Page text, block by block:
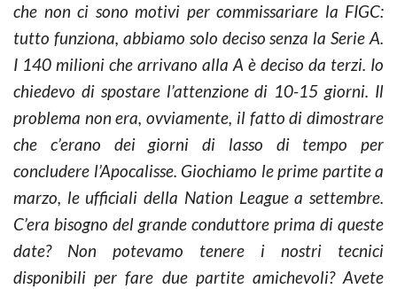
che non ci sono motivi per commissariare la FIGC:
tutto funziona, abbiamo solo deciso senza la Serie A.
I 140 milioni che arrivano alla A è deciso da terzi. Io
chiedevo di spostare l’attenzione di 10-15 giorni. Il
problema non era, ovviamente, il fatto di dimostrare
che c’erano dei giorni di lasso di tempo per
concludere l’Apocalisse. Giochiamo le prime partite a
marzo, le ufficiali della Nation League a settembre.
C’era bisogno del grande conduttore prima di queste
date? Non potevamo tenere i nostri tecnici
disponibili per fare due partite amichevoli? Avete